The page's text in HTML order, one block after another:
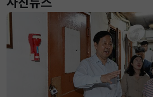
2026-08-07 ~ 2026-09-10